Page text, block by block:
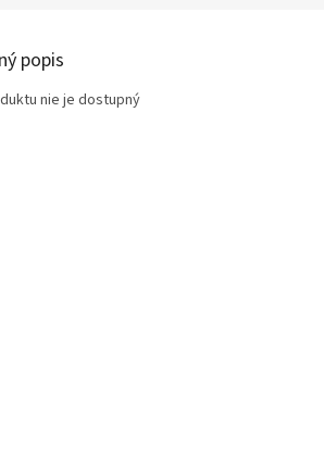
popis
nie je dostupný